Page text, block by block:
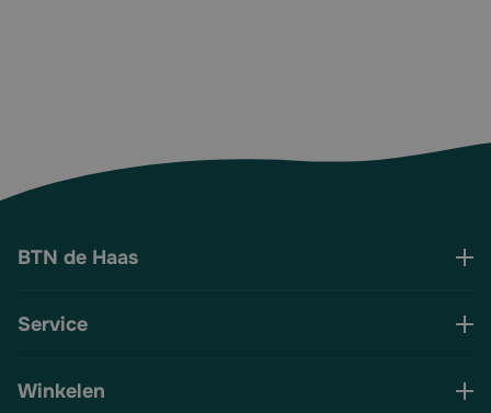
BTN de Haas
Service
Winkelen